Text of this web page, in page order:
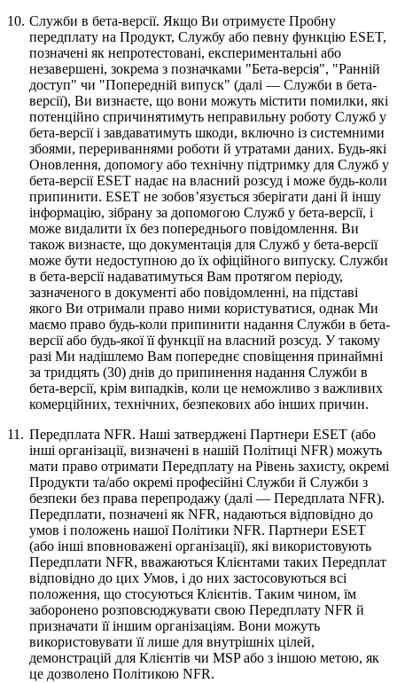
10. Служби в бета-версії. Якщо Ви отримуєте Пробну
передплату на Продукт, Службу або певну функцію ESET,
позначені як непротестовані, експериментальні або
незавершені, зокрема з позначками "Бета-версія", "Ранній
доступ" чи "Попередній випуск" (далі — Служби в бета-
версії), Ви визнаєте, що вони можуть містити помилки, які
потенційно спричинятимуть неправильну роботу Служб у
бета-версії і завдаватимуть шкоди, включно із системними
збоями, перериваннями роботи й утратами даних. Будь-які
Оновлення, допомогу або технічну підтримку для Служб у
бета-версії ESET надає на власний розсуд і може будь-коли
припинити. ESET не зобов’язується зберігати дані й іншу
інформацію, зібрану за допомогою Служб у бета-версії, і
може видалити їх без попереднього повідомлення. Ви
також визнаєте, що документація для Служб у бета-версії
може бути недоступною до їх офіційного випуску. Служби
в бета-версії надаватимуться Вам протягом періоду,
зазначеного в документі або повідомленні, на підставі
якого Ви отримали право ними користуватися, однак Ми
маємо право будь-коли припинити надання Служби в бета-
версії або будь-якої її функції на власний розсуд. У такому
разі Ми надішлемо Вам попереднє сповіщення принаймні
за тридцять (30) днів до припинення надання Служби в
бета-версії, крім випадків, коли це неможливо з важливих
комерційних, технічних, безпекових або інших причин.
11. Передплата NFR. Наші затверджені Партнери ESET (або
інші організації, визначені в нашій Політиці NFR) можуть
мати право отримати Передплату на Рівень захисту, окремі
Продукти та/або окремі професійні Служби й Служби з
безпеки без права перепродажу (далі — Передплата NFR).
Передплати, позначені як NFR, надаються відповідно до
умов і положень нашої Політики NFR. Партнери ESET
(або інші вповноважені організації), які використовують
Передплати NFR, вважаються Клієнтами таких Передплат
відповідно до цих Умов, і до них застосовуються всі
положення, що стосуються Клієнтів. Таким чином, їм
заборонено розповсюджувати свою Передплату NFR й
призначати її іншим організаціям. Вони можуть
використовувати її лише для внутрішніх цілей,
демонстрацій для Клієнтів чи MSP або з іншою метою, як
це дозволено Політикою NFR.